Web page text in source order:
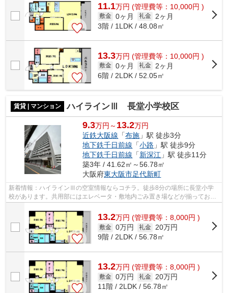
11.1万円 (管理費等：10,000円 )
敷金 0ヶ月 礼金
2ヶ月
3階 / 1LDK / 48.08㎡
13.3万円 (管理費等：10,000円 )
敷金 0ヶ月 礼金
2ヶ月
6階 / 2LDK / 52.05㎡
賃貸 | マンション ハイラインⅢ 長堂小学校区
9.3万円～ 13.2万円
近鉄大阪線 「布施 」駅 徒歩3分
地下鉄千日前線 「小路 」駅 徒歩9分
地下鉄千日前線 「新深江 」駅 徒歩11分
築3年 / 41.62㎡～56.78㎡
大阪府東大阪市足代新町
新着情報：ハイラインⅢの空室情報ならコチラ。徒歩8分の場所に長堂小学
校があります。共用部にはエレベータ・敷地内ごみ置き場などが揃っており
ます。2駅利用ができて、電車での移動に...
13.2万円 (管理費等：8,000円 )
敷金 0万円 礼金 20万円
9階 / 2LDK / 56.78㎡
13.2万円 (管理費等：8,000円 )
敷金 0万円 礼金 20万円
11階 / 2LDK / 56.78㎡